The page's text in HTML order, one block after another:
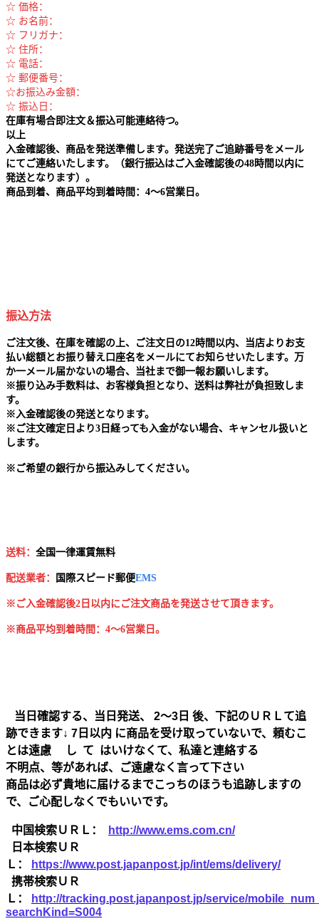
☆ 価格：
☆ お名前：
☆ フリガナ：
☆ 住所：
☆ 電話：
☆ 郵便番号：
☆お振込み金額：
☆ 振込日：
在庫有場合即注文＆振込可能連絡待つ。
以上
入金確認後、商品を発送準備します。発送完了ご追跡番号をメール
にてご連絡いたします。（銀行振込はご入金確認後の48時間以内に
発送となります）。
商品到着、商品平均到着時間：4～6営業日。
振込方法
ご注文後、在庫を確認の上、ご注文日の12時間以内、当店よりお支
払い総額とお振り替え口座名をメールにてお知らせいたします。万
か一メール届かないの場合、当社まで御一報お願いします。
※振り込み手数料は、お客様負担となり、送料は弊社が負担致しま
す。
※ 入金確認後の発送となります。
※ ご注文確定日より3日経っても入金がない場合、キャンセル扱いと
します。
※ ご希望の銀行から振込みしてください。
送料： 全国一律運賃無料
配送業者： 国 際スピード郵便EMS
※ご入金確認後2日以内にご注文商品を発送させて頂きます。
※商品平均到着時間：4～6営業日。
当日確認する、当日発送、 2～3日 後、下記のＵＲＬて追
跡できます↓ 7日以内 に商品を受け取っていないで、頼むこ
とは遠慮 し て はいけなくて、私達と連絡する
不明点、等があれば、ご遠慮なく言って下さい
商品は必ず貴地に届けるまでこっちのほうも追跡しますの
で、ご心配しなくでもいいです。
中国検索ＵＲＬ：
http://www.ems.com.cn/
日本検索ＵＲ
Ｌ：
https://www.post.japanpost.jp/int/ems/delivery/
携帯検索ＵＲ
Ｌ：
http://tracking.post.japanpost.jp/service/
searchKind=S004